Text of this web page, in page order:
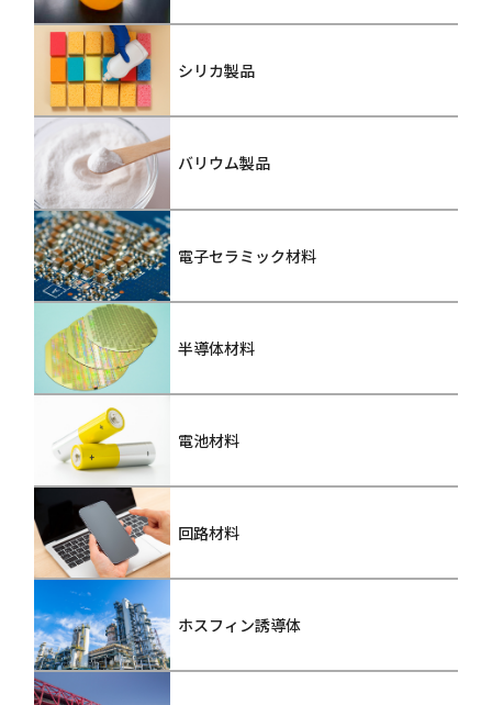
シリカ製品
バリウム製品
電子セラミック材料
半導体材料
電池材料
回路材料
ホスフィン誘導体